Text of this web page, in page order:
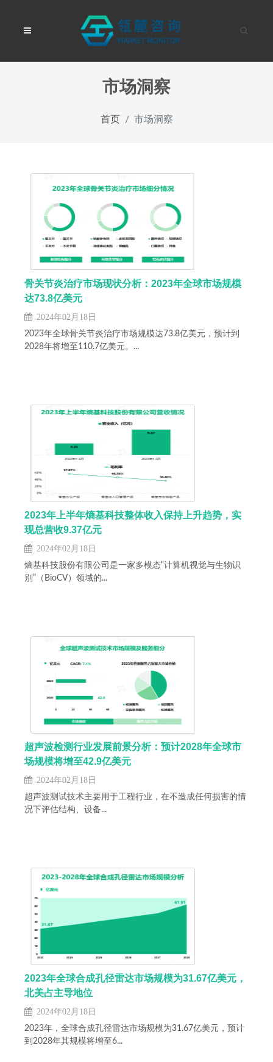
市场洞察
首页 市场洞察
骨关节炎治疗市场现状分析：2023年全球市场规模
达73.8亿美元
2024年02月18日
2023年全球骨关节炎治疗市场规模达73.8亿美元，预计到
2028年将增至110.7亿美元。...
2023年上半年熵基科技整体收入保持上升趋势，实
现总营收9.37亿元
2024年02月18日
熵基科技股份有限公司是一家多模态“计算机视觉与生物识
别”（BioCV）领域的...
超声波检测行业发展前景分析：预计2028年全球市
场规模将增至42.9亿美元
2024年02月18日
超声波测试技术主要用于工程行业，在不造成任何损害的情
况下评估结构、设备...
2023年全球合成孔径雷达市场规模为31.67亿美元，
北美占主导地位
2024年02月18日
2023年，全球合成孔径雷达市场规模为31.67亿美元，预计
到2028年其规模将增至6...